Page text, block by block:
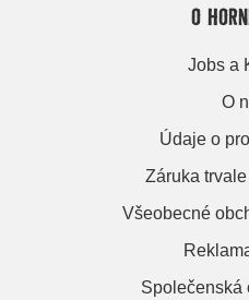
O
Jobs a
O
Údaje o
Záruka
Všeobecné
Společenská